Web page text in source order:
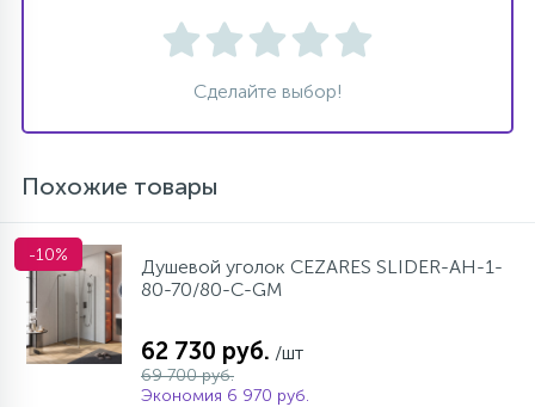
Сделайте выбор!
Похожие товары
-10%
Душевой уголок CEZARES SLIDER-AH-1-
80-70/80-C-GM
62 730 руб. /шт
69 700 руб.
Экономия 6 970 руб.